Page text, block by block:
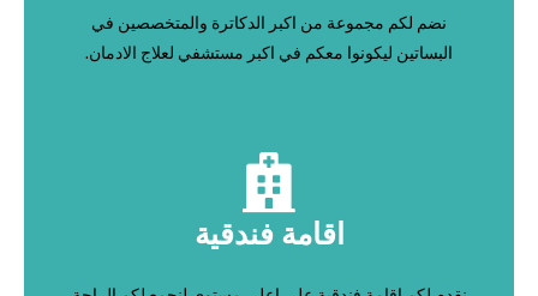
نضم لكم مجموعة من اكبر الدكاترة والمتخصصين في
البساتين ليكونوا معكم في اكبر مستشفي لعلاج الادمان.
اقامة فندقية